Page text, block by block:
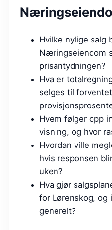
Hvilke nylige salg
Næringseiendom
prisantydningen?
Hva er
selges til
Hvem følger opp
visning, og hvor
Hvordan ville
hvis responsen
uken?
Hva gjør
for Lørenskog, og
generelt?